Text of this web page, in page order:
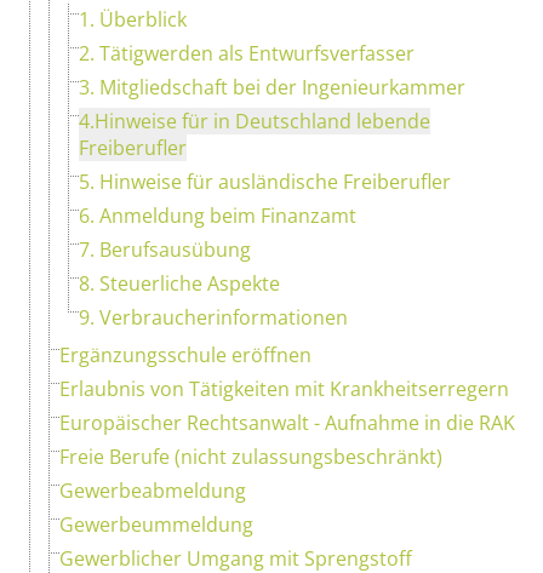
1. Überblick
2. Tätigwerden als Entwurfsverfasser
3. Mitgliedschaft bei der Ingenieurkammer
4.Hinweise für in Deutschland lebende
Freiberufler
5. Hinweise für ausländische Freiberufler
6. Anmeldung beim Finanzamt
7. Berufsausübung
8. Steuerliche Aspekte
9. Verbraucherinformationen
Ergänzungsschule eröffnen
Erlaubnis von Tätigkeiten mit Krankheitserregern
Europäischer Rechtsanwalt - Aufnahme in die RAK
Freie Berufe (nicht zulassungsbeschränkt)
Gewerbeabmeldung
Gewerbeummeldung
Gewerblicher Umgang mit Sprengstoff